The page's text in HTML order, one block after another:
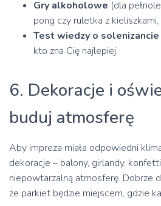
Gry alkoholowe (dla
pong czy ruletka z kieliszkami,
Test wiedzy o solenizancie
kto zna Cię najlepiej.
6. Dekoracje i
buduj atmosferę
Aby impreza miała odpowiedni
dekoracje – balony, girlandy,
niepowtarzalną atmosferę. Dobrze
że parkiet będzie miejscem, gdzie